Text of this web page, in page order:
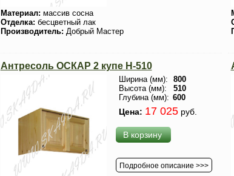
Материал: массив сосна
Отделка: бесцветный лак
Производитель: Добрый Мастер
Антресоль ОСКАР 2 купе H-510
Ширина (мм):
800
Высота (мм):
510
Глубина (мм): 600
Цена: 17 025руб.
В корзину
Подробное описание >>>